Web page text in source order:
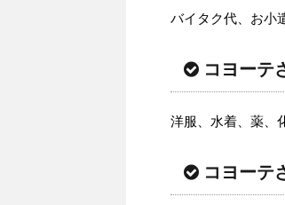
バイタク代、お小
コヨーテ
洋服、水着、薬、
コヨーテ